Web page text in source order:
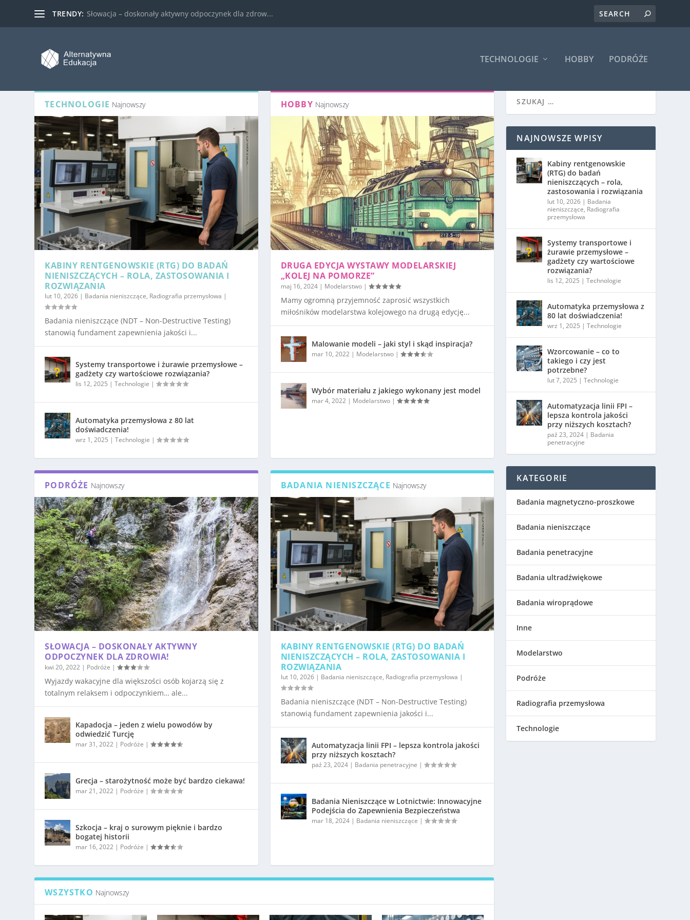
TRENDY: Słowacja – doskonały aktywny odpoczynek dla zdrow...
TECHNOLOGIE HOBBY PODRÓŻE
TECHNOLOGIE Najnowszy
KABINY RENTGENOWSKIE (RTG) DO BADAŃ
NIENISZCZĄCYCH – ROLA, ZASTOSOWANIA I
ROZWIĄZANIA
lut 10, 2026 | Badania nieniszczące, Radiografia przemysłowa |
Badania nieniszczące (NDT – Non-Destructive Testing)
stanowią fundament zapewnienia jakości i...
Systemy transportowe i żurawie przemysłowe –
gadżety czy wartościowe rozwiązania?
lis 12, 2025 |Technologie |
Automatyka przemysłowa z 80 lat
doświadczenia!
wrz 1, 2025 |Technologie |
HOBBY Najnowszy
DRUGA EDYCJA WYSTAWY MODELARSKIEJ
„KOLEJ NA POMORZE”
maj 16, 2024| Modelarstwo|
Mamy ogromną przyjemność zaprosić wszystkich
miłośników modelarstwa kolejowego na drugą edycję...
Malowanie modeli – jaki styl i skąd inspiracja?
mar 10, 2022 | Modelarstwo|
Wybór materiału z jakiego wykonany jest model
mar 4, 2022 | Modelarstwo|
PODRÓŻE Najnowszy
SŁOWACJA – DOSKONAŁY AKTYWNY
ODPOCZYNEK DLA ZDROWIA!
kwi 20, 2022 | Podróże |
Wyjazdy wakacyjne dla większości osób kojarzą się z
totalnym relaksem i odpoczynkiem… ale...
Kapadocja – jeden z wielu powodów by
odwiedzić Turcję
mar 31, 2022 | Podróże |
Grecja – starożytność może być bardzo ciekawa!
mar 21, 2022 | Podróże |
Szkocja – kraj o surowym pięknie i bardzo
bogatej historii
mar 16, 2022 | Podróże |
BADANIA NIENISZCZĄCE Najnowszy
KABINY RENTGENOWSKIE (RTG) DO BADAŃ
NIENISZCZĄCYCH – ROLA, ZASTOSOWANIA I
ROZWIĄZANIA
lut 10, 2026| Badania nieniszczące, Radiografia przemysłowa |
Badania nieniszczące (NDT – Non-Destructive Testing)
stanowią fundament zapewnienia jakości i...
Automatyzacja linii FPI – lepsza kontrola jakości
przy niższych kosztach?
paź 23, 2024| Badania penetracyjne |
Badania Nieniszczące w Lotnictwie: Innowacyjne
Podejścia do Zapewnienia Bezpieczeństwa
mar 18, 2024| Badania nieniszczące |
WSZYSTKO Najnowszy
NAJNOWSZE WPISY
Kabiny rentgenowskie
(RTG) do badań
nieniszczących – rola,
zastosowania i rozwiązania
lut 10, 2026 | Badania
nieniszczące, Radiografia
przemysłowa
Systemy transportowe i
żurawie przemysłowe –
gadżety czy wartościowe
rozwiązania?
lis 12, 2025 |Technologie
Automatyka przemysłowa z
80 lat doświadczenia!
wrz 1, 2025 |Technologie
Wzorcowanie – co to
takiego i czy jest
potrzebne?
lut 7, 2025 |Technologie
Automatyzacja linii FPI –
lepsza kontrola jakości
przy niższych kosztach?
paź 23, 2024 | Badania
penetracyjne
KATEGORIE
Badania magnetyczno-proszkowe
Badania nieniszczące
Badania penetracyjne
Badania ultradźwiękowe
Badania wiroprądowe
Inne
Modelarstwo
Podróże
Radiografia przemysłowa
Technologie